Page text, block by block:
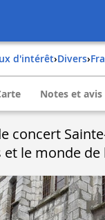
d'intérêt› Divers›
Notes et avis
concert
et le monde